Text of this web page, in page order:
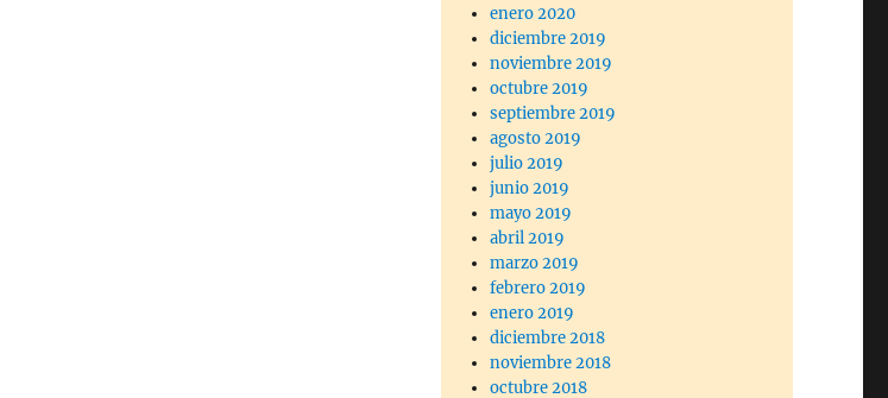
enero 2020
diciembre 2019
noviembre 2019
octubre 2019
septiembre 2019
agosto 2019
julio 2019
junio 2019
mayo 2019
abril 2019
marzo 2019
febrero 2019
enero 2019
diciembre 2018
noviembre 2018
octubre 2018